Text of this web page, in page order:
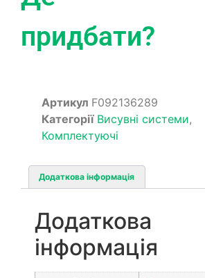
придбати?
Артикул F092136289
Категорії Висувні системи,
Комплектуючі
Додаткова інформація
Додаткова
інформація